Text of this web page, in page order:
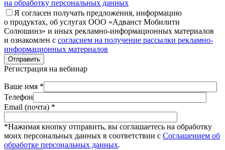
на обработку персональных данных
Я согласен получать предложения, информацию
о продуктах, об услугах ООО «Адванст Мобилити
Солюшинз» и иных рекламно-информационных материалов
и ознакомлен с согласием на получение рассылки рекламно-
информационных материалов
Отправить
Регистрация на вебинар
Ваше имя *
Телефон
Email (почта) *
*Нажимая кнопку отправить, вы соглашаетесь на обработку
моих персональных данных в соответствии с Соглашением об
обработке персональных данных.